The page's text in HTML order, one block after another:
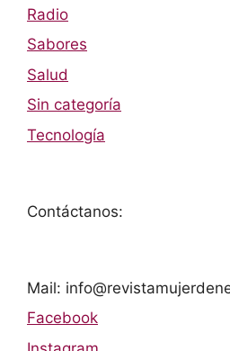
Radio
Sabores
Salud
Sin categoría
Tecnología
Contáctanos:
Mail:
Facebook